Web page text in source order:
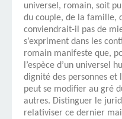
universel, romain, soit
du couple, de la famille,
conviendrait-il pas de
s’expriment dans les
romain manifeste que,
l’espèce d’un universel
dignité des personnes et
peut se modifier au gré
autres. Distinguer le
relativiser ce dernier